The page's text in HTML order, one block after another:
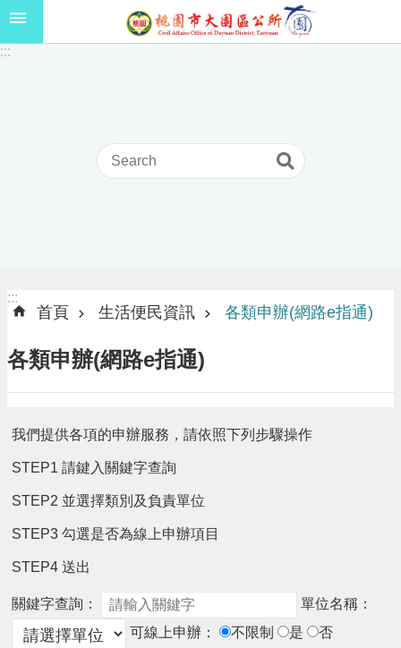
跳到主要內容區塊
1
獎
學
線
場
饋
金
療
健
費
線
:::
:::
:::
首頁 生活便民資訊 各類申辦(網路e指通)
各類申辦(網路e指通)
我們提供各項的申辦服務，請依照下列步驟操作
STEP1 請鍵入關鍵字查詢
STEP2 並選擇類別及負責單位
STEP3 勾選是否為線上申辦項目
STEP4 送出
關鍵字查詢：
單位名稱：
可線上申辦：
不限制 是 否